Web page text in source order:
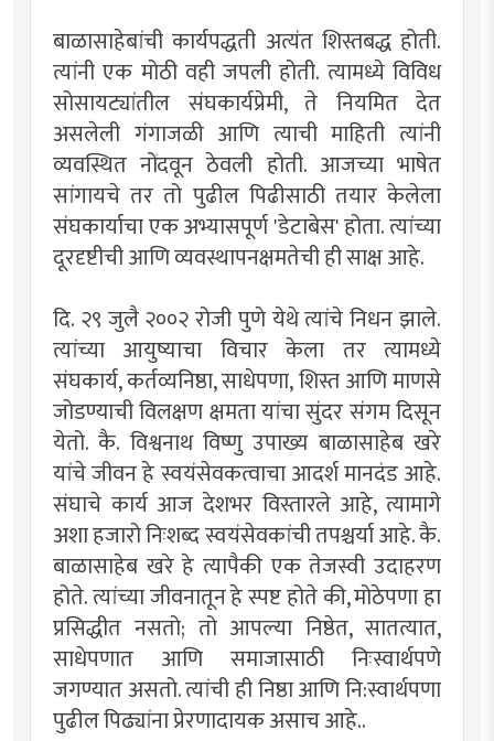
बाळासाहेबांची कार्यपद्धती अत्यंत शिस्तबद्ध होती.
त्यांनी एक मोठी वही जपली होती. त्यामध्ये विविध
सोसायट्यांतील संघकार्यप्रेमी, ते नियमित देत
असलेली गंगाजळी आणि त्याची माहिती त्यांनी
व्यवस्थित नोंदवून ठेवली होती. आजच्या भाषेत
सांगायचे तर तो पुढील पिढीसाठी तयार केलेला
संघकार्याचा एक अभ्यासपूर्ण 'डेटाबेस' होता. त्यांच्या
दूरदृष्टीची आणि व्यवस्थापनक्षमतेची ही साक्ष आहे.
दि. २९ जुलै २००२ रोजी पुणे येथे त्यांचे निधन झाले.
त्यांच्या आयुष्याचा विचार केला तर त्यामध्ये
संघकार्य, कर्तव्यनिष्ठा, साधेपणा, शिस्त आणि माणसे
जोडण्याची विलक्षण क्षमता यांचा सुंदर संगम दिसून
येतो. कै. विश्वनाथ विष्णु उपाख्य बाळासाहेब खरे
यांचे जीवन हे स्वयंसेवकत्वाचा आदर्श मानदंड आहे.
संघाचे कार्य आज देशभर विस्तारले आहे, त्यामागे
अशा हजारो निःशब्द स्वयंसेवकांची तपश्चर्या आहे. कै.
बाळासाहेब खरे हे त्यापैकी एक तेजस्वी उदाहरण
होते. त्यांच्या जीवनातून हे स्पष्ट होते की, मोठेपणा हा
प्रसिद्धीत नसतो; तो आपल्या निष्ठेत, सातत्यात,
साधेपणात आणि समाजासाठी निःस्वार्थपणे
जगण्यात असतो. त्यांची ही निष्ठा आणि नि:स्वार्थपणा
पुढील पिढ्यांना प्रेरणादायक असाच आहे..